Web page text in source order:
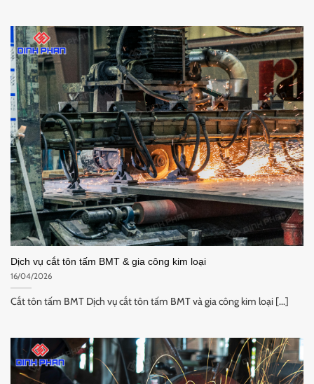
Dịch vụ cắt tôn tấm BMT & gia công kim loại
16/04/2026
Cắt tôn tấm BMT Dịch vụ cắt tôn tấm BMT và gia công kim loại [...]